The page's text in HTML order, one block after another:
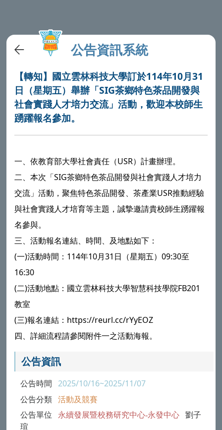
公告資訊系統
【轉知】國立雲林科技大學訂於114年10月31
日（星期五）舉辦「SIG茶鄉特色茶品開發與
社會實踐人才培力交流」活動，歡迎本校師生
踴躍報名參加。
一、依教育部大學社會責任（USR）計畫辦理。
二、本次「SIG茶鄉特色茶品開發與社會實踐人才培力
交流」活動，聚焦特色茶品開發、茶產業USR推動經驗
與社會實踐人才培育等主題，誠摯邀請貴校師生踴躍報
名參與。
三、活動報名連結、時間、及地點如下：
(一)活動時間：114年10月31日（星期五）09:30至
16:30
(二)活動地點：國立雲林科技大學智慧科技學院FB201
教室
(三)報名連結：https://reurl.cc/rYyEOZ
四、詳細流程請參閱附件一之活動海報。
公告資訊
公告時間 2025/10/16~2025/11/07
公告分類 活動及競賽
公告單位 永續發展暨校務研究中心-永發中心
劉子
瑄